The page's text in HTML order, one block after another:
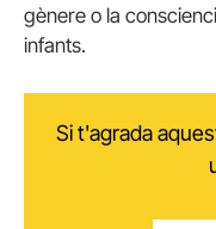
gènere o la
infants.
Si t'agrada